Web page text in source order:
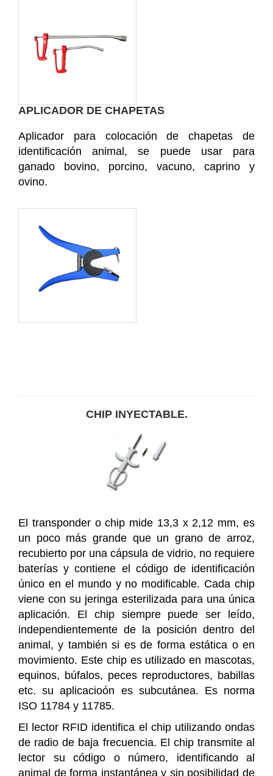
APLICADOR DE CHAPETAS
Aplicador para colocación de chapetas de
identificación animal, se puede usar para
ganado bovino, porcino, vacuno, caprino y
ovino.
CHIP INYECTABLE.
El transponder o chip mide 13,3 x 2,12 mm, es
un poco más grande que un grano de arroz,
recubierto por una cápsula de vidrio, no requiere
baterías y contiene el código de identificación
único en el mundo y no modificable. Cada chip
viene con su jeringa esterilizada para una única
aplicación. El chip siempre puede ser leído,
independientemente de la posición dentro del
animal, y también si es de forma estática o en
movimiento. Este chip es utilizado en mascotas,
equinos, búfalos, peces reproductores, babillas
etc. su aplicacioón es subcutánea. Es norma
ISO 11784 y 11785.
El lector RFID identifica el chip utilizando ondas
de radio de baja frecuencia. El chip transmite al
lector su código o número, identificando al
animal de forma instantánea y sin posibilidad de